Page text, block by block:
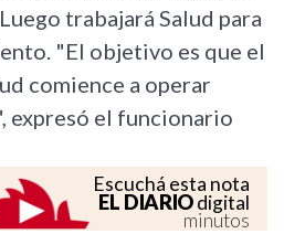
trabajará Salud para
"El objetivo es que el
comience a operar
expresó el funcionario
Escuchá esta nota
EL DIARIOdigital
minutos